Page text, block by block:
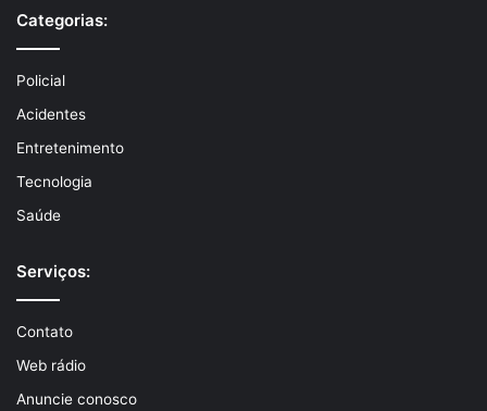
Categorias:
Policial
Acidentes
Entretenimento
Tecnologia
Saúde
Serviços:
Contato
Web rádio
Anuncie conosco